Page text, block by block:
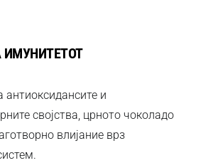
ИМУНИТЕТОТ
антиоксидансите и
својства, црното чоколадо
влијание врз